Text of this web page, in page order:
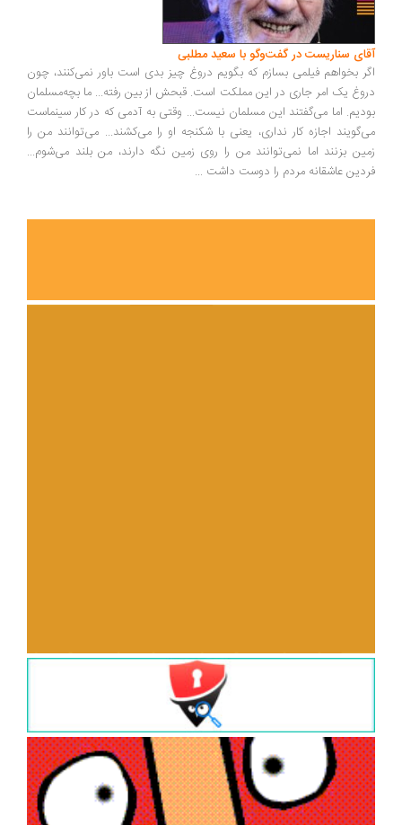
سناریست در گفت‌وگو با سعید مطلبی
بخواهم فیلمی بسازم که بگویم دروغ چیز بدی است باور نمی‌کنند، چون
یک امر جاری در این مملکت است. قبحش از بین رفته... ما بچه‌مسلمان
اما می‌گفتند این مسلمان نیست... وقتی به آدمی که در کار سینماست
اجازه کار نداری، یعنی با شکنجه او را می‌کشند... می‌توانند من را
بزنند اما نمی‌توانند من را روی زمین نگه دارند، من بلند می‌شوم...
عاشقانه مردم را دوست داشت ...